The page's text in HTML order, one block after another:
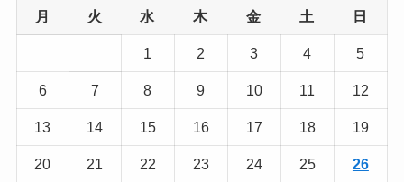
月 火 水 木 金 土 日
1 2 3 4 5
6 7 8 9 10 11 12
13 14 15 16 17 18 19
20 21 22 23 24 25 26